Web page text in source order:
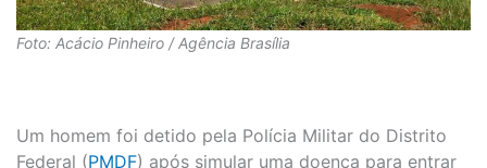
Foto: Acácio Pinheiro / Agência Brasília
Um homem foi detido pela Polícia Militar do Distrito
Federal (PMDF) após simular uma doença para entrar